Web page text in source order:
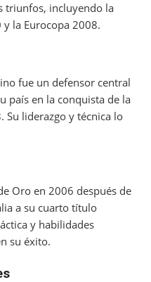
triunfos, incluyendo la
la Eurocopa 2008.
fue un defensor central
país en la conquista de la
Su liderazgo y técnica lo
Oro en 2006 después de
a su cuarto título
y habilidades
su éxito.